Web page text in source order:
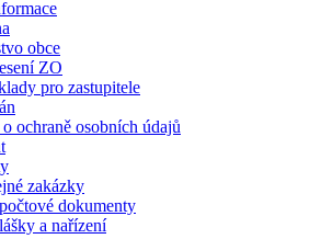
obce
ZO
pro zastupitele
ochraně osobních údajů
zakázky
dokumenty
a nařízení